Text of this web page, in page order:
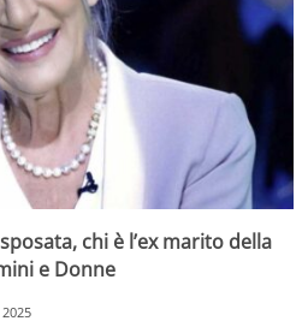
chi è l’ex marito della
e Donne